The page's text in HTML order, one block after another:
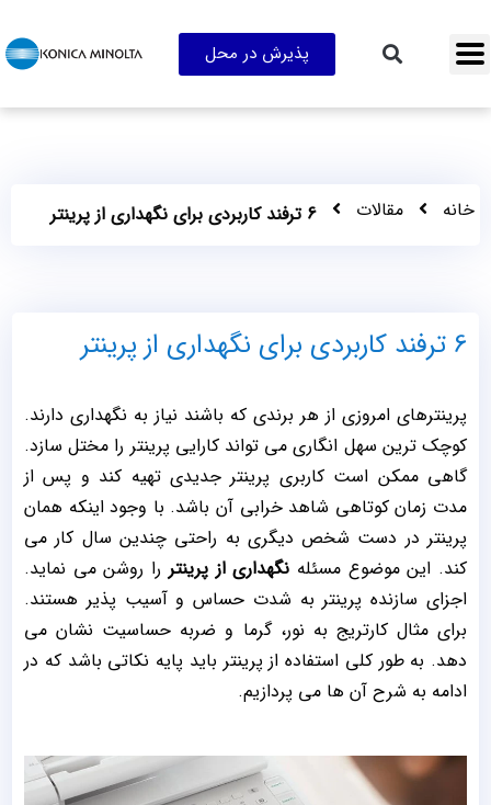
پذیرش در محل
خانه مقالات 6 ترفند کاربردی برای نگهداری از پرینتر
6 ترفند کاربردی برای نگهداری از پرینتر
پرینترهای امروزی از هر برندی که باشند نیاز به نگهداری دارند.
کوچک ترین سهل انگاری می تواند کارایی پرینتر را مختل سازد.
گاهی ممکن است کاربری پرینتر جدیدی تهیه کند و پس از
مدت زمان کوتاهی شاهد خرابی آن باشد. با وجود اینکه همان
پرینتر در دست شخص دیگری به راحتی چندین سال کار می
کند. این موضوع مسئله نگهداری از پرینتر را روشن می نماید.
اجزای سازنده پرینتر به شدت حساس و آسیب پذیر هستند.
برای مثال کارتریج به نور، گرما و ضربه حساسیت نشان می
دهد. به طور کلی استفاده از پرینتر باید پایه نکاتی باشد که در
ادامه به شرح آن ها می پردازیم.